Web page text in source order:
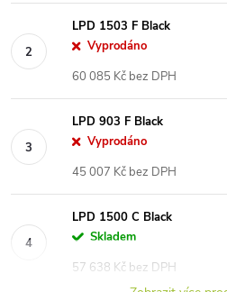
LPD 1503 F Black
Vyprodáno
60 085 Kč bez DPH
LPD 903 F Black
Vyprodáno
45 007 Kč bez DPH
LPD 1500 C Black
Skladem
57 638 Kč bez DPH